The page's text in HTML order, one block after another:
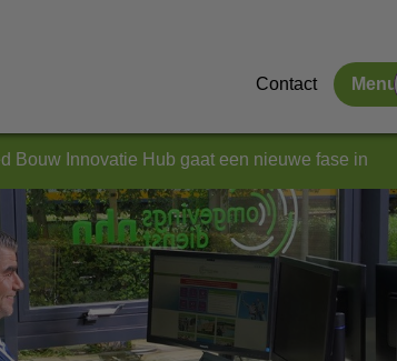
Contact Menu
Bouw Innovatie Hub gaat een nieuwe fase in